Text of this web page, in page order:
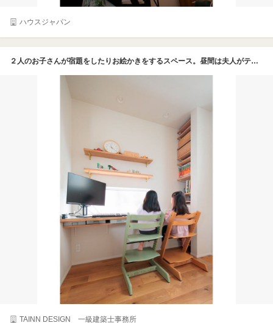
ハウスジャパン
２人のお子さんが宿題をしたりお絵かきをするスペース。昼間は夫人がテレワークに使っているそうだ。天井から床までめいっぱい使う可動式の棚や、キーボードをしまえる固定棚は夫人のオーダー。「椅子に座った時、固定棚に足がぶつからないギリギリの高さを、赤秀さんが探ってくれました」（夫人）
TAINN DESIGN 一級建築士事務所